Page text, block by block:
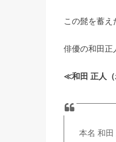
この髭を蓄え
俳優の和田正
≪和田 正人（
本名 和田